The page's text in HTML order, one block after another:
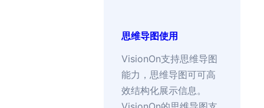
思维导图使用
VisionOn支持思维导图
能力，思维导图可可高
效结构化展示信息。